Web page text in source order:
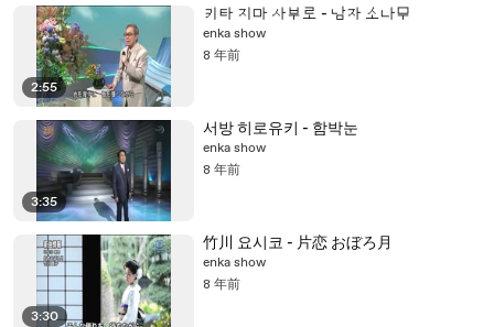
2:55
키타 지마 사부로 - 남자 소나무
enka show
8 年前
3:35
서방 히로유키 - 함박눈
enka show
8 年前
3:30
竹川 요시코 - 片恋 おぼろ月
enka show
8 年前